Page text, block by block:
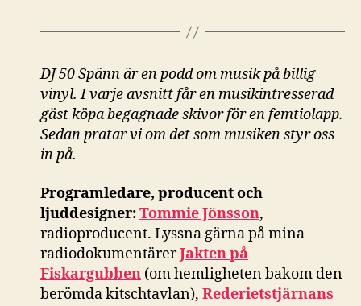
DJ 50 Spänn är en podd om musik på billig
vinyl. I varje avsnitt får en musikintresserad
gäst köpa begagnade skivor för en femtiolapp.
Sedan pratar vi om det som musiken styr oss
in på.
Programledare, producent och
ljuddesigner:Tommie Jönsson,
radioproducent. Lyssna gärna på mina
radiodokumentärerJakten på
Fiskargubben (om hemligheten bakom den
berömda kitschtavlan), Rederietstjärnans